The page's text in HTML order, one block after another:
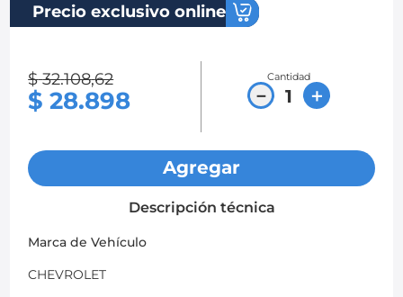
Precio exclusivo online
$ 32.108,62
$ 28.898
Cantidad
＋
－
Agregar
Descripción técnica
Marca de Vehículo
CHEVROLET
mazda 3
chevrolet sail
chevrolet spark gt